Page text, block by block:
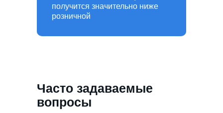
получится значительно ниже
розничной
Часто задаваемые
вопросы